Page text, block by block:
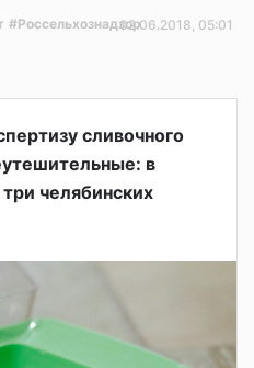
#Россельхознадзор02.06.2018, 05:01
сливочного
в
челябинских